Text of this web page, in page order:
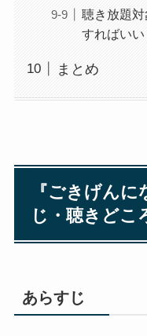
聴き放題
すればいい
まとめ
『ごきげん
じ・聴きどこ
あらすじ